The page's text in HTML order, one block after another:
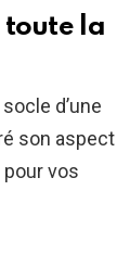
toute la
d’une
son aspect
vos